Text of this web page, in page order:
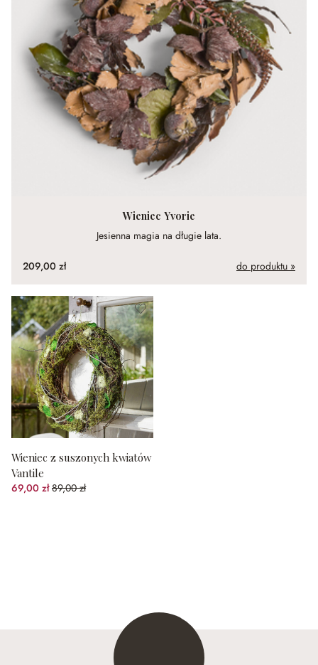
Wieniec Yvorie
Jesienna magia na długie lata.
209,00 zł do produktu »
Wieniec z suszonych kwiatów
Vantile
69,00 zł89,00 zł
(22.47%spared)